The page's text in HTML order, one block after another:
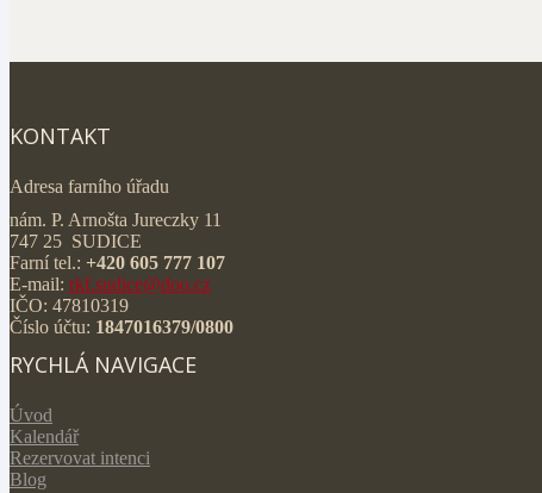
KONTAKT
Adresa farního úřadu
nám. P. Arnošta Jureczky 11
747 25 SUDICE
Farní tel.: +420 605 777 107
E-mail: rkf.sudice@doo.cz
IČO: 47810319
Číslo účtu: 1847016379/0800
RYCHLÁ NAVIGACE
Úvod
Kalendář
Rezervovat intenci
Blog